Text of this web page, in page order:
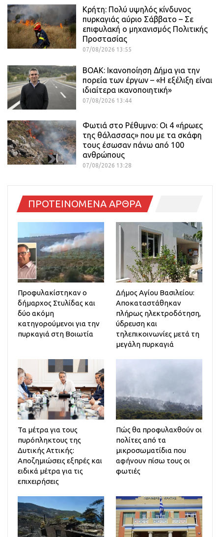
Κρήτη: Πολύ υψηλός κίνδυνος
πυρκαγιάς αύριο Σάββατο – Σε
επιφυλακή ο μηχανισμός Πολιτικής
Προστασίας
07/08/2026 13:55
ΒΟΑΚ: Ικανοποίηση Δήμα για την
πορεία των έργων – «Η εξέλιξη είναι
ιδιαίτερα ικανοποιητική»
07/08/2026 13:44
Φωτιά στο Ρέθυμνο: Οι 4 «ήρωες
της θάλασσας» που με τα σκάφη
τους έσωσαν πάνω από 100
ανθρώπους
07/08/2026 13:28
ΠΡΟΤΕΙΝΟΜΕΝΑ ΑΡΘΡΑ
Προφυλακίστηκαν ο
δήμαρχος Στυλίδας και
δύο ακόμη
κατηγορούμενοι για την
πυρκαγιά στη Βοιωτία
Δήμος Αγίου Βασιλείου:
Αποκαταστάθηκαν
πλήρως ηλεκτροδότηση,
ύδρευση και
τηλεπικοινωνίες μετά τη
μεγάλη πυρκαγιά
Τα μέτρα για τους
πυρόπληκτους της
Δυτικής Αττικής:
Αποζημιώσεις εξπρές και
ειδικά μέτρα για τις
επιχειρήσεις
Πώς θα προφυλαχθούν οι
πολίτες από τα
μικροσωματίδια που
αφήνουν πίσω τους οι
φωτιές